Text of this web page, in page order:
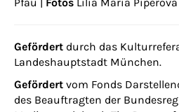
Gefördert durch das
Landeshauptstadt München.
Gefördert vom Fonds
des Beauftragten der